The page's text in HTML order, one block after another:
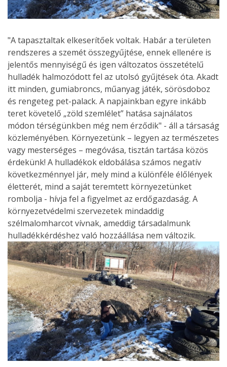
"A tapasztaltak elkeserítőek voltak. Habár a területen
rendszeres a szemét összegyűjtése, ennek ellenére is
jelentős mennyiségű és igen változatos összetételű
hulladék halmozódott fel az utolsó gyűjtések óta. Akadt
itt minden, gumiabroncs, műanyag játék, sörösdoboz
és rengeteg pet-palack. A napjainkban egyre inkább
teret követelő „zöld szemlélet” hatása sajnálatos
módon térségünkben még nem érződik" - áll a társaság
közleményében. Környezetünk – legyen az természetes
vagy mesterséges – megóvása, tisztán tartása közös
érdekünk! A hulladékok eldobálása számos negatív
következménnyel jár, mely mind a különféle élőlények
életterét, mind a saját teremtett környezetünket
rombolja - hívja fel a figyelmet az erdőgazdaság. A
környezetvédelmi szervezetek mindaddig
szélmalomharcot vívnak, ameddig társadalmunk
hulladékkérdéshez való hozzáállása nem változik.